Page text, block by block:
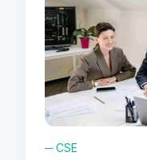
─ CSE